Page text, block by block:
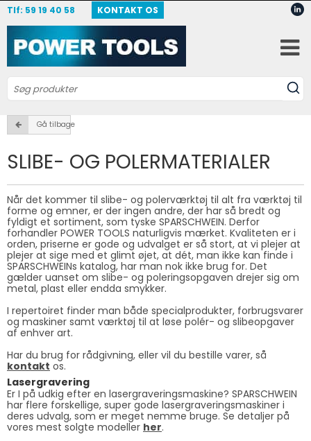
Tlf: 59 19 40 58 KONTAKT OS
Gå tilbage
SLIBE- OG POLERMATERIALER
Når det kommer til slibe- og polerværktøj til alt fra værktøj til
forme og emner, er der ingen andre, der har så bredt og
fyldigt et sortiment, som tyske SPARSCHWEIN. Derfor
forhandler POWER TOOLS naturligvis mærket. Kvaliteten er i
orden, priserne er gode og udvalget er så stort, at vi plejer at
plejer at sige med et glimt øjet, at dét, man ikke kan finde i
SPARSCHWEINs katalog, har man nok ikke brug for. Det
gælder uanset om slibe- og poleringsopgaven drejer sig om
metal, plast eller endda smykker.
I repertoiret finder man både specialprodukter, forbrugsvarer
og maskiner samt værktøj til at løse polér- og slibeopgaver
af enhver art.
Har du brug for rådgivning, eller vil du bestille varer, så
kontakt os.
Lasergravering
Er I på udkig efter en lasergraveringsmaskine? SPARSCHWEIN
har flere forskellige, super gode lasergraveringsmaskiner i
deres udvalg, som er meget nemme bruge. Se detaljer på
vores mest solgte modeller her.